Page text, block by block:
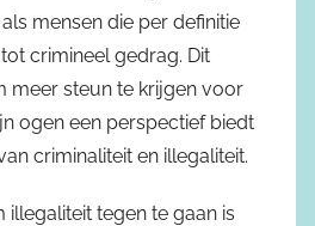
mensen die per definitie
crimineel gedrag. Dit
meer steun te krijgen voor
ogen een perspectief biedt
criminaliteit en illegaliteit.
illegaliteit tegen te gaan is